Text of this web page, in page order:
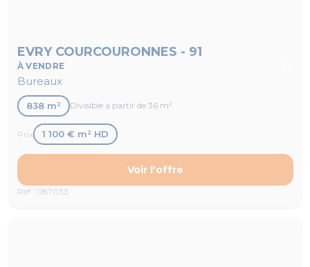
EVRY COURCOURONNES - 91
À VENDRE
Bureaux
838 m² Divisible à partir de 36 m²
Prix 1 100 € m² HD
Réf : 1187033
Voir l'offre